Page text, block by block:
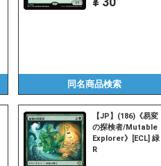
同名商品検索
【JP】(186)《易変
の探検者/Mutable
Explorer》[ECL] 緑
R